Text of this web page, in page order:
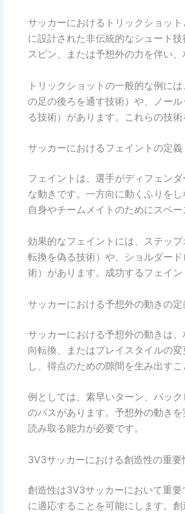
サッカーにおけるトリックショッ
に設計された非伝統的なシュート
スピン、または予想外の力を伴い
トリックショットの一般的な例に
の足の後ろを通す技術）や、ノー
る技術）があります。これらの技
サッカーにおけるフェイントの定義
フェイントは、選手がディフェン
な動きです。一方向に動くふりを
自身やチームメイトのためにスペ
効果的なフェイントには、ステッ
転換を偽る技術）や、ショルダー
術）があります。成功するフェイ
サッカーにおける予想外の動きの定
サッカーにおける予想外の動きは
向転換、またはプレイスタイルの
し、得点のための隙間を生み出すこ
例としては、素早いターン、バッ
のパスがあります。予想外の動き
読み取る能力が必要です。
3V3サッカーにおける創造性の重要
創造性は3V3サッカーにおいて重
に適応することを可能にします。